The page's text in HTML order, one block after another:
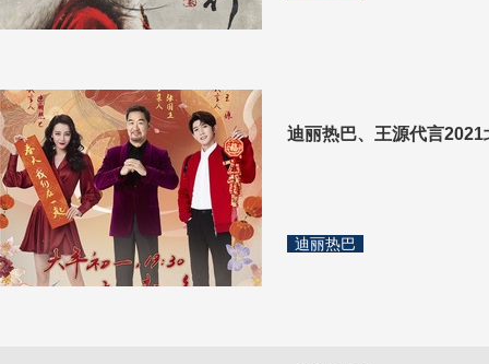
迪丽热巴、王源代言2021
迪丽热巴